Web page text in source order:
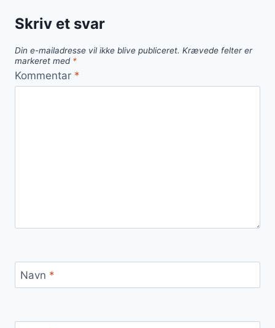
Skriv et svar
Din e-mailadresse vil ikke blive publiceret. Krævede felter er
markeret med *
Kommentar *
Navn *